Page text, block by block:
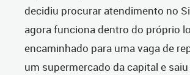
decidiu procurar atendimento no
agora funciona dentro do próprio
encaminhado para uma vaga de
um supermercado da capital e